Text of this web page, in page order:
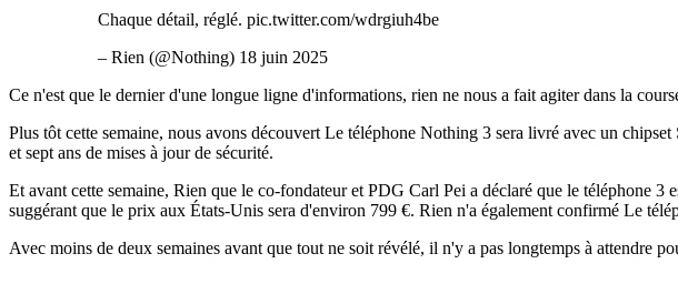
Chaque détail, réglé. pic.twitter.com/wdrgiuh4be
– Rien (@Nothing) 18 juin 2025
Ce n'est que le dernier d'une longue ligne d'informations, rien ne nous a fait agiter dans la
Plus tôt cette semaine, nous avons découvert Le téléphone Nothing 3 sera livré avec un
et sept ans de mises à jour de sécurité.
Et avant cette semaine, Rien que le co-fondateur et PDG Carl Pei a déclaré que le téléphone
suggérant que le prix aux États-Unis sera d'environ 799 €. Rien n'a également confirmé Le
Avec moins de deux semaines avant que tout ne soit révélé, il n'y a pas longtemps à attendre